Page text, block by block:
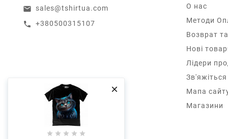

    
email sales@tshirtua.com
call +380500315107
О нас
Методи
Возврат
Нові
Лідери
Мапа
Магазини